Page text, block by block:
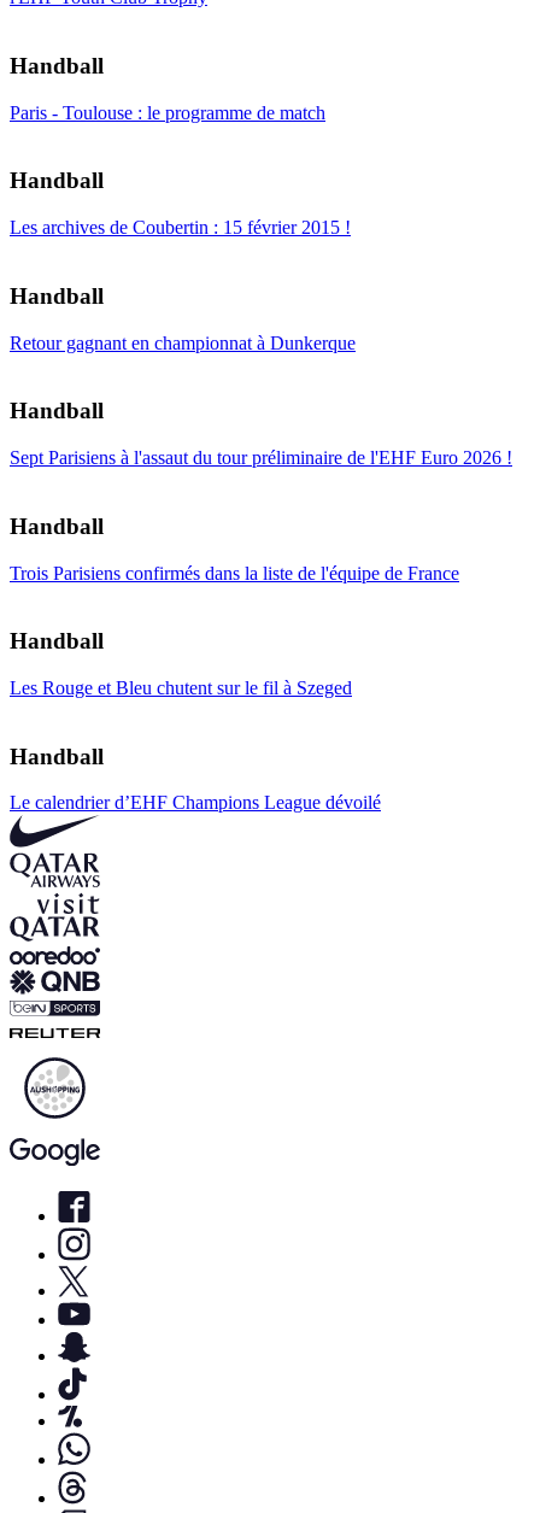
Handball
Paris - Toulouse : le programme de match
Handball
Les archives de Coubertin : 15 février 2015 !
Handball
Retour gagnant en championnat à Dunkerque
Handball
Sept Parisiens à l'assaut du tour préliminaire de l'EHF Euro 2026 !
Handball
Trois Parisiens confirmés dans la liste de l'équipe de France
Handball
Les Rouge et Bleu chutent sur le fil à Szeged
Handball
Le calendrier d’EHF Champions League dévoilé